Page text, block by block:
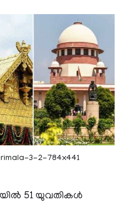
3-2-784x441
51 യുവതികള്‍